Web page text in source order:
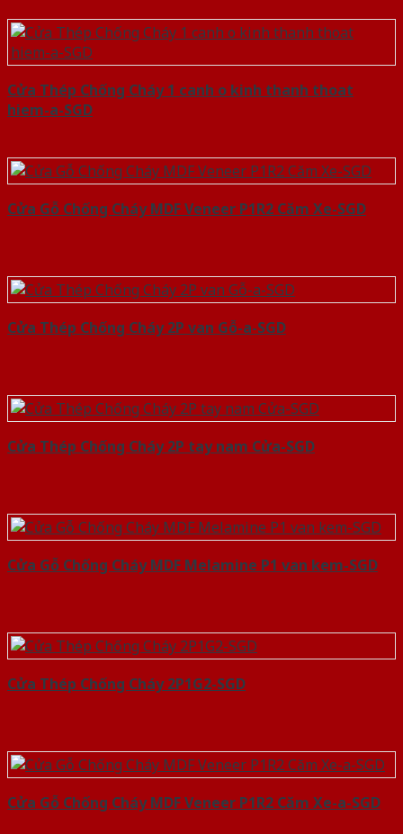
Cửa Thép Chống Cháy 1 canh o kinh thanh thoat
hiem-a-SGD
Cửa Gỗ Chống Cháy MDF Veneer P1R2 Căm Xe-SGD
Cửa Thép Chống Cháy 2P van Gỗ-a-SGD
Cửa Thép Chống Cháy 2P tay nam Cửa-SGD
Cửa Gỗ Chống Cháy MDF Melamine P1 van kem-SGD
Cửa Thép Chống Cháy 2P1G2-SGD
Cửa Gỗ Chống Cháy MDF Veneer P1R2 Căm Xe-a-SGD